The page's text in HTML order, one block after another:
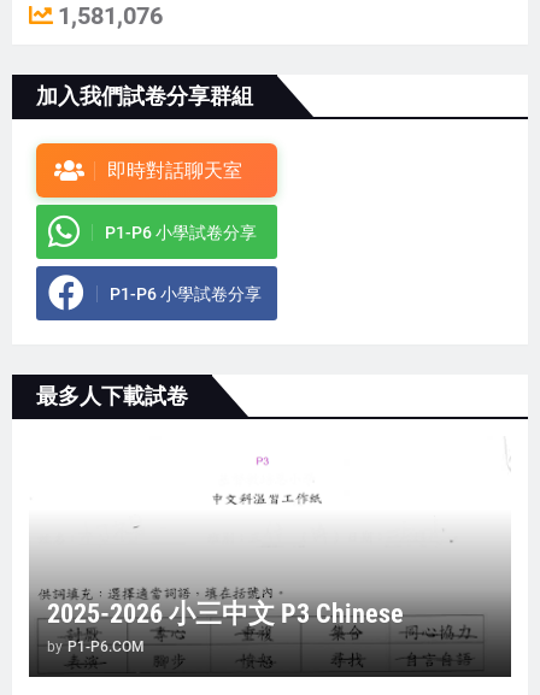
1,581,076
加入我們試卷分享群組
即時對話聊天室
P1-P6 小學試卷分享
P1-P6 小學試卷分享
最多人下載試卷
2025-2026 小三中文 P3 Chinese
by P1-P6.COM